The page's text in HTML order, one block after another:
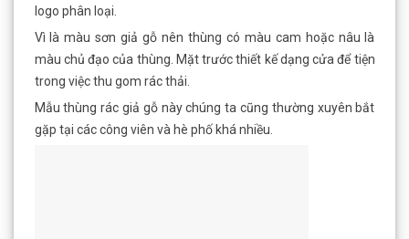
logo phân loại.
Vì là màu sơn giả gỗ nên thùng có màu cam hoặc nâu là
màu chủ đạo của thùng. Mặt trước thiết kế dạng cửa để tiện
trong việc thu gom rác thải.
Mẫu thùng rác giả gỗ này chúng ta cũng thường xuyên bắt
gặp tại các công viên và hè phố khá nhiều.